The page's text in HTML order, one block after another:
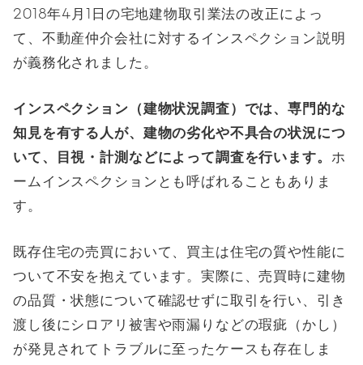
2018年4月1日の宅地建物取引業法の改正によっ
て、不動産仲介会社に対するインスペクション説明
が義務化されました。
インスペクション（建物状況調査）では、専門的な
知見を有する人が、建物の劣化や不具合の状況につ
いて、目視・計測などによって調査を行います。 ホ
ームインスペクションとも呼ばれることもありま
す。
既存住宅の売買において、買主は住宅の質や性能に
ついて不安を抱えています。実際に、売買時に建物
の品質・状態について確認せずに取引を行い、引き
渡し後にシロアリ被害や雨漏りなどの瑕疵（かし）
が発見されてトラブルに至ったケースも存在しま